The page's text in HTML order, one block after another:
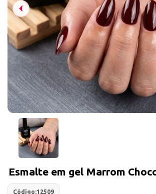
Esmalte em gel Marrom
Código:12509